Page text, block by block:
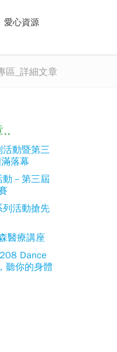
愛心資源
區_詳細文章
..
動暨第三
落幕
－第三屆
活動搶先
醫療講座
Dance
聽你的身體